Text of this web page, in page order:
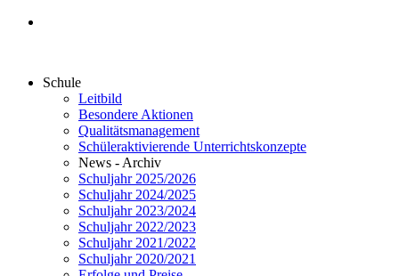
Schule
Leitbild
Besondere Aktionen
Qualitätsmanagement
Schüleraktivierende Unterrichtskonzepte
News - Archiv
Schuljahr 2025/2026
Schuljahr 2024/2025
Schuljahr 2023/2024
Schuljahr 2022/2023
Schuljahr 2021/2022
Schuljahr 2020/2021